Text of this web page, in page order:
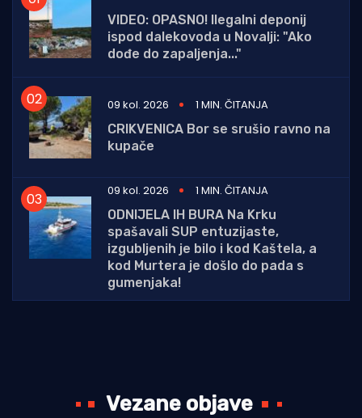
VIDEO: OPASNO! Ilegalni deponij
ispod dalekovoda u Novalji: "Ako
dođe do zapaljenja..."
09 kol. 2026
1 MIN. ČITANJA
CRIKVENICA Bor se srušio ravno na
kupače
09 kol. 2026
1 MIN. ČITANJA
ODNIJELA IH BURA Na Krku
spašavali SUP entuzijaste,
izgubljenih je bilo i kod Kaštela, a
kod Murtera je došlo do pada s
gumenjaka!
Vezane objave